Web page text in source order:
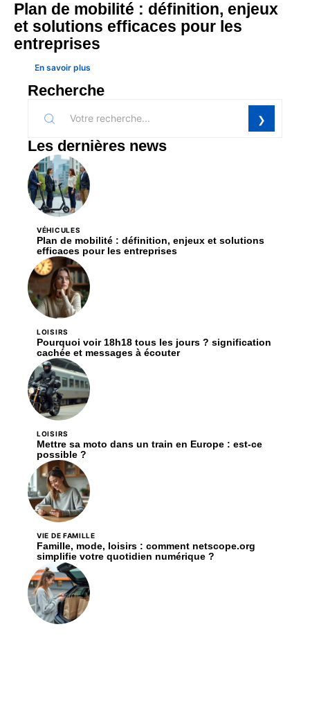
Plan de mobilité : définition, enjeux
et solutions efficaces pour les
entreprises
En savoir plus
Recherche
Les dernières news
VÉHICULES
Plan de mobilité : définition, enjeux et solutions
efficaces pour les entreprises
LOISIRS
Pourquoi voir 18h18 tous les jours ? signification
cachée et messages à écouter
LOISIRS
Mettre sa moto dans un train en Europe : est-ce
possible ?
VIE DE FAMILLE
Famille, mode, loisirs : comment netscope.org
simplifie votre quotidien numérique ?